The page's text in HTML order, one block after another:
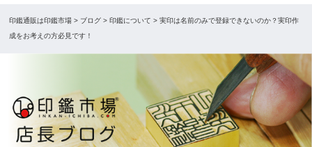
印鑑通販は印鑑市場 > ブログ > 印鑑について > 実印は名前のみで登録できないのか？実印作
成をお考えの方必見です！